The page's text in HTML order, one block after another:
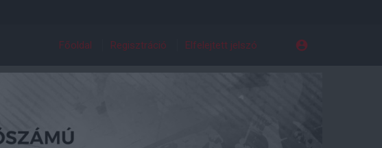
Főoldal Regisztráció Elfelejtett jelszó